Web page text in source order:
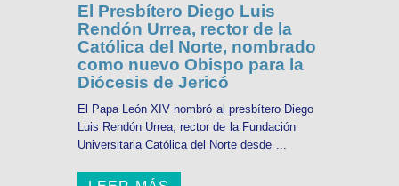
El Presbítero Diego Luis
Rendón Urrea, rector de la
Católica del Norte, nombrado
como nuevo Obispo para la
Diócesis de Jericó
El Papa León XIV nombró al presbítero Diego
Luis Rendón Urrea, rector de la Fundación
Universitaria Católica del Norte desde ...